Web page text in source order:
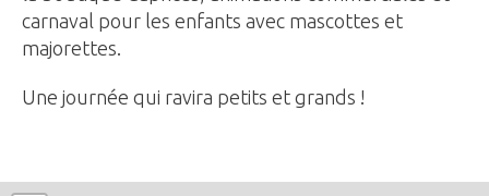
carnaval pour les enfants avec mascottes et
majorettes.
Une journée qui ravira petits et grands !